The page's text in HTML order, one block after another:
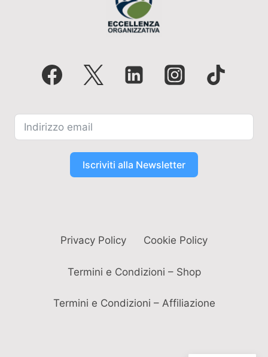
Iscriviti alla Newsletter
Privacy Policy Cookie Policy
Termini e Condizioni – Shop
Termini e Condizioni – Affiliazione